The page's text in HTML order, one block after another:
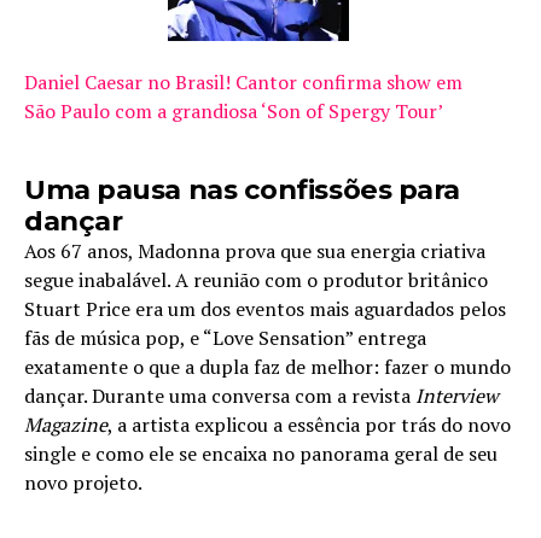
Daniel Caesar no Brasil! Cantor confirma show em
São Paulo com a grandiosa ‘Son of Spergy Tour’
Uma pausa nas confissões para
dançar
Aos 67 anos, Madonna prova que sua energia criativa
segue inabalável. A reunião com o produtor britânico
Stuart Price era um dos eventos mais aguardados pelos
fãs de música pop, e “Love Sensation” entrega
exatamente o que a dupla faz de melhor: fazer o mundo
dançar. Durante uma conversa com a revista Interview
Magazine, a artista explicou a essência por trás do novo
single e como ele se encaixa no panorama geral de seu
novo projeto.